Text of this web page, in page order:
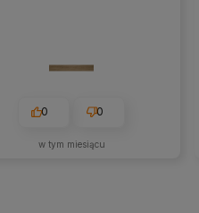
0 0
w tym miesiącu